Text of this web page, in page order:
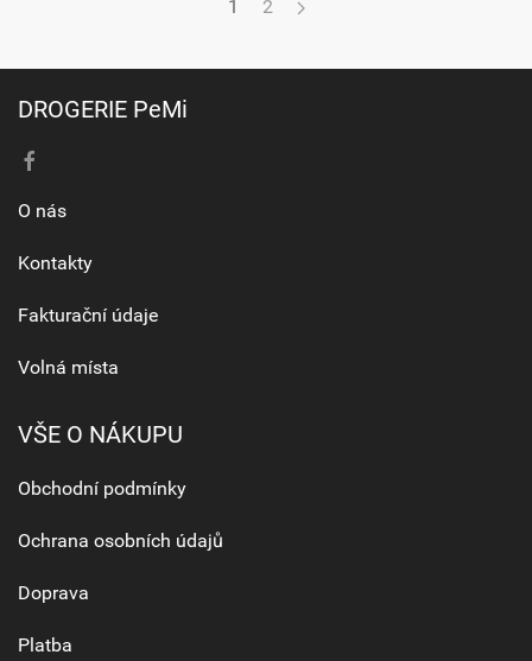
1 2
DROGERIE PeMi
O nás
Kontakty
Fakturační údaje
Volná místa
VŠE O NÁKUPU
Obchodní podmínky
Ochrana osobních údajů
Doprava
Platba